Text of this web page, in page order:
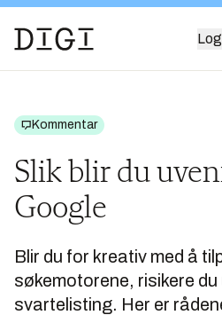
Kommentar
Slik blir du
Google
Blir du for kreativ med å
søkemotorene, risikere
svartelisting. Her er